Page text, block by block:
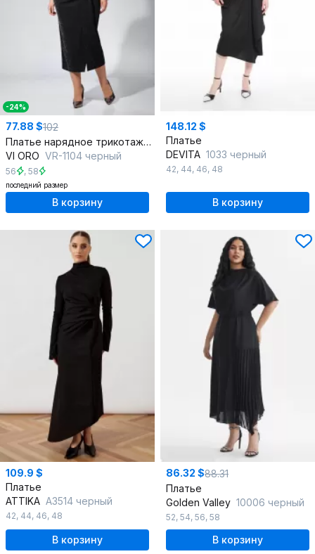
-24%
77.88 $102
Платье нарядное трикотажное с драпировками и запахом
VI ORO VR-1104 черный
56 , 58
последний размер
В корзину
148.12 $
Платье
DEVITA 1033 черный
42, 44, 46, 48
В корзину
109.9 $
Платье
ATTIKA A3514 черный
42, 44, 46, 48
В корзину
86.32 $88.31
Платье
Golden Valley 10006 черный
52, 54, 56, 58
В корзину